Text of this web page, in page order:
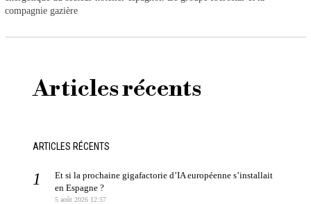
compagnie gazière
Articles récents
ARTICLES RÉCENTS
Et si la prochaine gigafactorie d’IA européenne s’installait
en Espagne ?
5 août 2026 12:57